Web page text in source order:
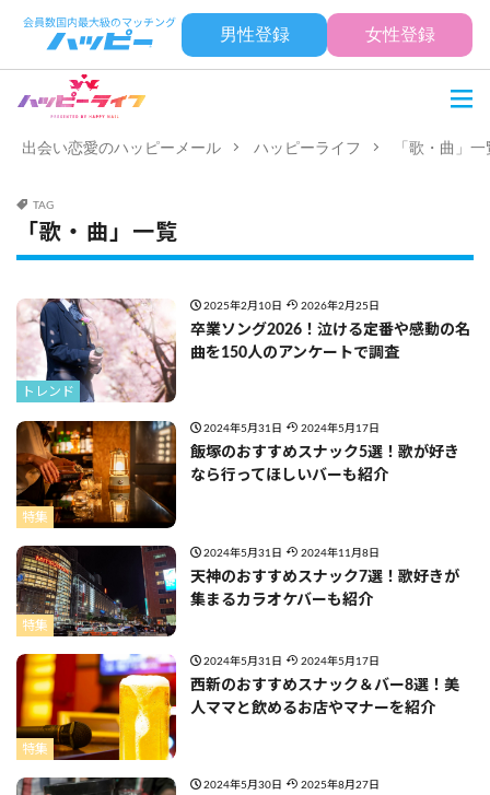
男性登録 女性登録
出会い恋愛のハッピーメール ハッピーライフ 「歌・曲」一
TAG
「歌・曲」一覧
トレンド
2025年2月10日 2026年2月25日
卒業ソング2026！泣ける定番や感動の名
曲を150人のアンケートで調査
特集
2024年5月31日 2024年5月17日
飯塚のおすすめスナック5選！歌が好き
なら行ってほしいバーも紹介
特集
2024年5月31日 2024年11月8日
天神のおすすめスナック7選！歌好きが
集まるカラオケバーも紹介
特集
2024年5月31日 2024年5月17日
西新のおすすめスナック＆バー8選！美
人ママと飲めるお店やマナーを紹介
2024年5月30日 2025年8月27日